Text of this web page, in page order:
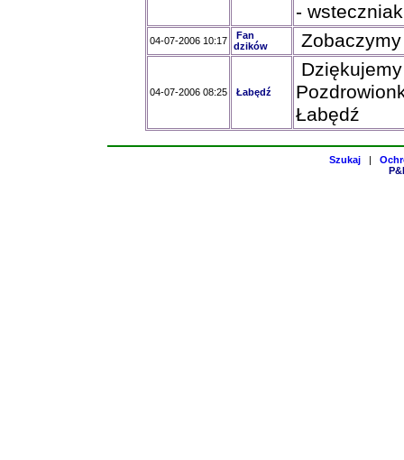
- wsteczniak
04-07-2006 10:17
Fan
dzików
04-07-2006 08:25 Łabędź
Łabędź
Szukaj |